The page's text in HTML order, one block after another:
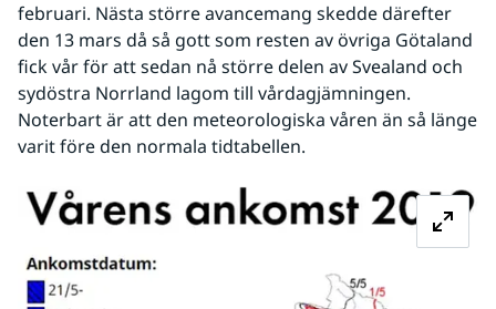
februari. Nästa större avancemang skedde därefter
den 13 mars då så gott som resten av övriga Götaland
fick vår för att sedan nå större delen av Svealand och
sydöstra Norrland lagom till vårdagjämningen.
Noterbart är att den meteorologiska våren än så länge
varit före den normala tidtabellen.